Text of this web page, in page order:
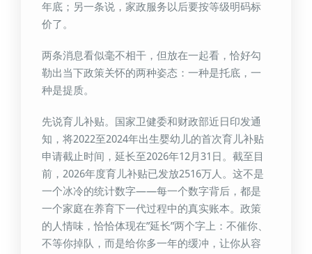
年底；另一条说，家政服务以后要按等级明码标
价了。
两条消息看似毫不相干，但放在一起看，恰好勾
勒出当下政策关怀的两种姿态：一种是托底，一
种是提质。
先说育儿补贴。国家卫健委和财政部近日印发通
知，将2022至2024年出生婴幼儿的首次育儿补贴
申请截止时间，延长至2026年12月31日。截至目
前，2026年度育儿补贴已发放2516万人。这不是
一个冰冷的统计数字——每一个数字背后，都是
一个家庭在养育下一代过程中的真实账本。政策
的人情味，恰恰体现在”延长”两个字上：不催你、
不等你掉队，而是给你多一年的缓冲，让你从容